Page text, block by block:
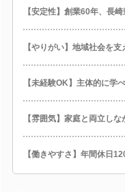
【安定性】創業60年、長
【やりがい】地域社会を
【未経験OK】主体的に学
【雰囲気】家庭と両立し
【働きやすさ】年間休日